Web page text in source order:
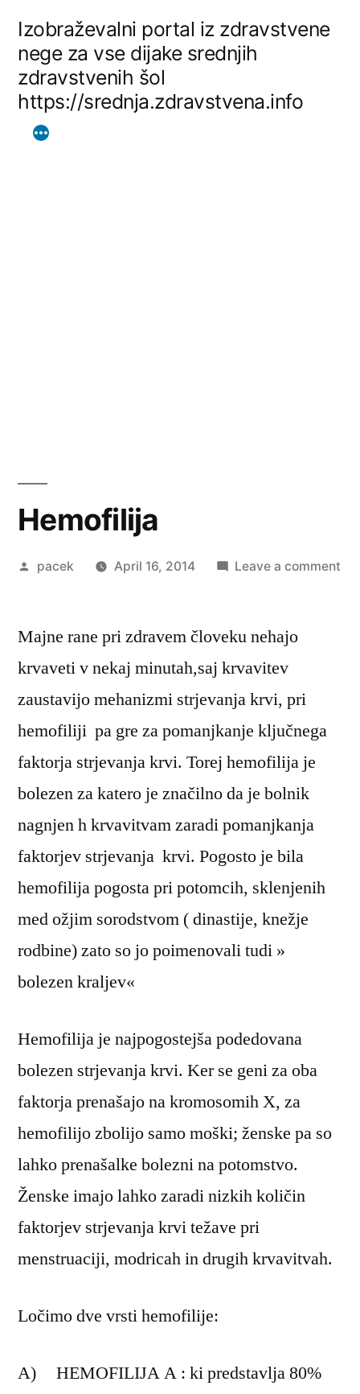
content
Izobraževalni portal iz zdravstvene
nege za vse dijake srednjih
zdravstvenih šol
https://srednja.zdravstvena.info
Hemofilija
Posted
pacek April 16, 2014 Leave a comment
Majne rane pri zdravem človeku nehajo
krvaveti v nekaj minutah,saj krvavitev
zaustavijo mehanizmi strjevanja krvi, pri
hemofiliji pa gre za pomanjkanje ključnega
faktorja strjevanja krvi. Torej hemofilija je
bolezen za katero je značilno da je bolnik
nagnjen h krvavitvam zaradi pomanjkanja
faktorjev strjevanja krvi. Pogosto je bila
hemofilija pogosta pri potomcih, sklenjenih
med ožjim sorodstvom ( dinastije, knežje
rodbine) zato so jo poimenovali tudi »
bolezen kraljev«
Hemofilija je najpogostejša podedovana
bolezen strjevanja krvi. Ker se geni za oba
faktorja prenašajo na kromosomih X, za
hemofilijo zbolijo samo moški; ženske pa so
lahko prenašalke bolezni na potomstvo.
Ženske imajo lahko zaradi nizkih količin
faktorjev strjevanja krvi težave pri
menstruaciji, modricah in drugih krvavitvah.
Ločimo dve vrsti hemofilije:
A) HEMOFILIJA A : ki predstavlja 80%